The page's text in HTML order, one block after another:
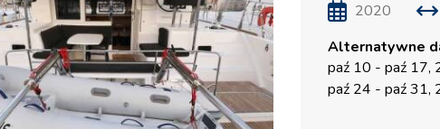
2020
Alternatywne
paź 10 - paź 17,
paź 24 - paź 31,